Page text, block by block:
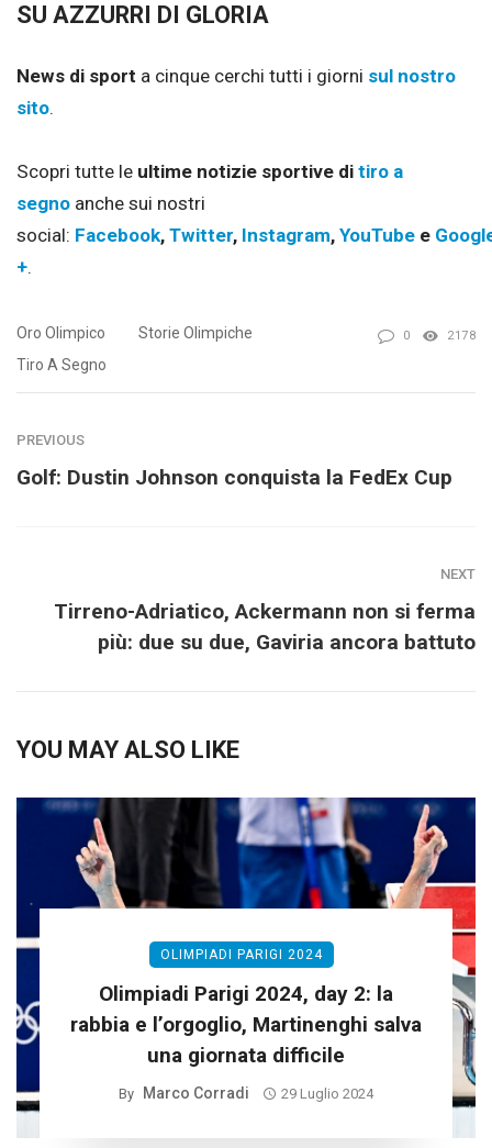
SU AZZURRI DI GLORIA
News di sport a cinque cerchi tutti i giorni sul nostro
sito.
Scopri tutte le ultime notizie sportive di tiro a
segno anche sui nostri
social: Facebook, Twitter, Instagram, YouTube e
+.
Oro Olimpico
Storie Olimpiche
Tiro A Segno
0 2178
PREVIOUS
Golf: Dustin Johnson conquista la FedEx Cup
NEXT
Tirreno-Adriatico, Ackermann non si ferma
più: due su due, Gaviria ancora battuto
YOU MAY ALSO LIKE
OLIMPIADI PARIGI 2024
Olimpiadi Parigi 2024, day 2: la
rabbia e l’orgoglio, Martinenghi salva
una giornata difficile
By Marco Corradi 29 Luglio 2024